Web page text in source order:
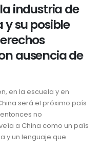
industria de
su posible
ausencia de
en la escuela y en
será el próximo país
no
a China como un país
y un lenguaje que